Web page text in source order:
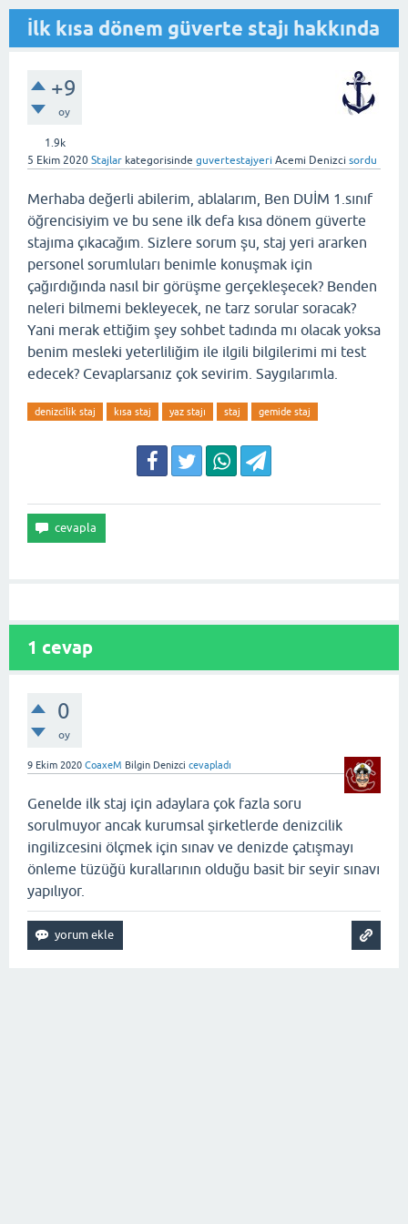
İlk kısa dönem güverte stajı hakkında
+9
oy
1.9k
5 Ekim 2020 Stajlar kategorisinde guvertestajyeri Acemi Denizci sordu
Merhaba değerli abilerim, ablalarım, Ben DUİM 1.sınıf
öğrencisiyim ve bu sene ilk defa kısa dönem güverte
stajıma çıkacağım. Sizlere sorum şu, staj yeri ararken
personel sorumluları benimle konuşmak için
çağırdığında nasıl bir görüşme gerçekleşecek? Benden
neleri bilmemi bekleyecek, ne tarz sorular soracak?
Yani merak ettiğim şey sohbet tadında mı olacak yoksa
benim mesleki yeterliliğim ile ilgili bilgilerimi mi test
edecek? Cevaplarsanız çok sevirim. Saygılarımla.
denizcilik staj kısa staj yaz stajı staj gemide staj
1 cevap
0
oy
9 Ekim 2020 CoaxeM Bilgin Denizci cevapladı
Genelde ilk staj için adaylara çok fazla soru
sorulmuyor ancak kurumsal şirketlerde denizcilik
ingilizcesini ölçmek için sınav ve denizde çatışmayı
önleme tüzüğü kurallarının olduğu basit bir seyir sınavı
yapılıyor.